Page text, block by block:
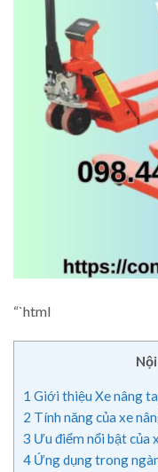
“`html
1 Giới thiệu Xe nâng
2 Tính năng của xe
3 Ưu điểm nổi bật của
4 Ứng dụng trong